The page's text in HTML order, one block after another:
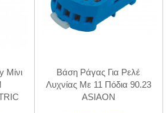
Μίνι
Βάση Ράγας Για Ρελέ
Λυχνίας Με 11 Πόδια 90.23
ASIAON